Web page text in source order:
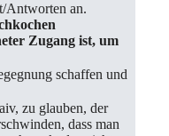
Antworten an.
Zugang ist, um
schaffen und
zu glauben, der
dass man